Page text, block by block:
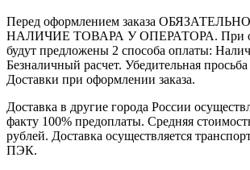
Перед оформлением заказа
НАЛИЧИЕ ТОВАРА У ОПЕРАТОРА. При
будут предложены 2 способа оплаты:
Безналичный расчет. Убедительная
Доставки при оформлении заказа.
Доставка в другие города России
факту 100% предоплаты. Средняя
рублей. Доставка осуществляется
ПЭК.